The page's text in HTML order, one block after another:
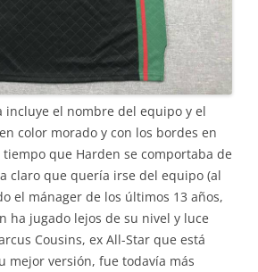
incluye el nombre del equipo y el
color morado y con los bordes en
tiempo que Harden se comportaba de
claro que quería irse del equipo (al
el mánager de los últimos 13 años,
ha jugado lejos de su nivel y luce
Cousins, ex All-Star que está
mejor versión, fue todavía más